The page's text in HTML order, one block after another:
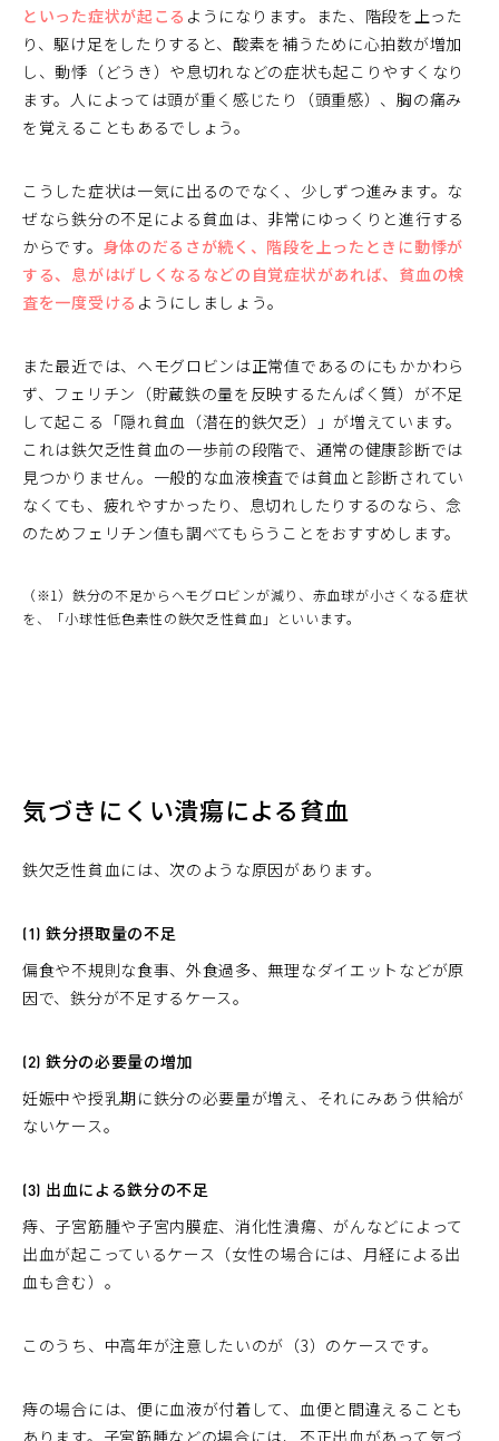
といった症状が起こる ようになります。また、階段を上った
り、駆け足をしたりすると、酸素を補うために心拍数が増加
し、動悸（どうき）や息切れなどの症状も起こりやすくなり
ます。人によっては頭が重く感じたり（頭重感）、胸の痛み
を覚えることもあるでしょう。
こうした症状は一気に出るのでなく、少しずつ進みます。な
ぜなら鉄分の不足による貧血は、非常にゆっくりと進行する
からです。 身体のだるさが続く、階段を上ったときに動悸が
する、息がはげしくなるなどの自覚症状があれば、貧血の検
査を一度受ける ようにしましょう。
また最近では、ヘモグロビンは正常値であるのにもかかわら
ず、フェリチン（貯蔵鉄の量を反映するたんぱく質）が不足
して起こる「隠れ貧血（潜在的鉄欠乏）」が増えています。
これは鉄欠乏性貧血の一歩前の段階で、通常の健康診断では
見つかりません。一般的な血液検査では貧血と診断されてい
なくても、疲れやすかったり、息切れしたりするのなら、念
のためフェリチン値も調べてもらうことをおすすめします。
（※1）鉄分の不足からヘモグロビンが減り、赤血球が小さくなる症状
を、「小球性低色素性の鉄欠乏性貧血」といいます。
気づきにくい潰瘍による貧血
鉄欠乏性貧血には、次のような原因があります。
(1) 鉄分摂取量の不足
偏食や不規則な食事、外食過多、無理なダイエットなどが原
因で、鉄分が不足するケース。
(2) 鉄分の必要量の増加
妊娠中や授乳期に鉄分の必要量が増え、それにみあう供給が
ないケース。
(3) 出血による鉄分の不足
痔、子宮筋腫や子宮内膜症、消化性潰瘍、がんなどによって
出血が起こっているケース（女性の場合には、月経による出
血も含む）。
このうち、中高年が注意したいのが（3）のケースです。
痔の場合には、便に血液が付着して、血便と間違えることも
あります。子宮筋腫などの場合には、不正出血があって気づ